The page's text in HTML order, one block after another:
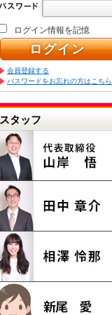
ログイン情報を記憶
会員登録する
パスワードをお忘れの方はこちら
スタッフ